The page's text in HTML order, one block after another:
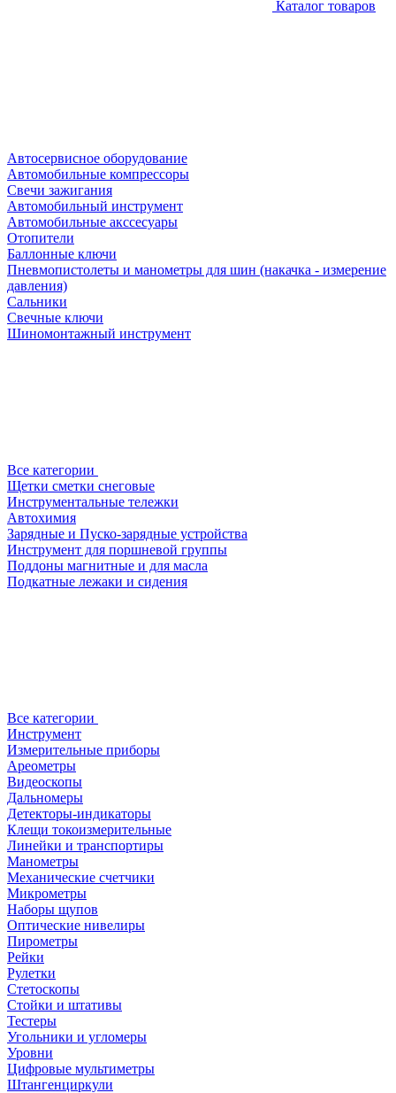
Каталог товаров
Автосервисное оборудование
Автомобильные компрессоры
Свечи зажигания
Автомобильный инструмент
Автомобильные акссесуары
Отопители
Баллонные ключи
Пневмопистолеты и манометры для шин (накачка - измерение
давления)
Сальники
Свечные ключи
Шиномонтажный инструмент
Все категории
Щетки сметки снеговые
Инструментальные тележки
Автохимия
Зарядные и Пуско-зарядные устройства
Инструмент для поршневой группы
Поддоны магнитные и для масла
Подкатные лежаки и сидения
Все категории
Инструмент
Измерительные приборы
Ареометры
Видеоскопы
Дальномеры
Детекторы-индикаторы
Клещи токоизмерительные
Линейки и транспортиры
Манометры
Механические счетчики
Микрометры
Наборы щупов
Оптические нивелиры
Пирометры
Рейки
Рулетки
Стетоскопы
Стойки и штативы
Тестеры
Угольники и угломеры
Уровни
Цифровые мультиметры
Штангенциркули